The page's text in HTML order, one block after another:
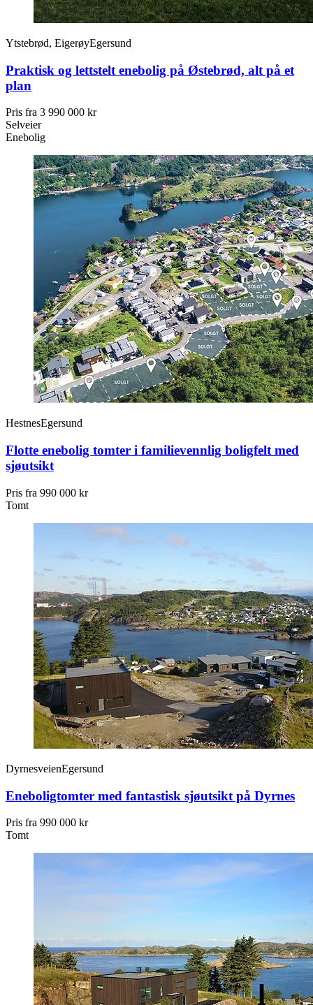
Ytstebrød, EigerøyEgersund
Praktisk og lettstelt enebolig på Østebrød, alt på et
plan
Pris fra 3 990 000 kr
Selveier
Enebolig
HestnesEgersund
Flotte enebolig tomter i familievennlig boligfelt med
sjøutsikt
Pris fra 990 000 kr
Tomt
DyrnesveienEgersund
Eneboligtomter med fantastisk sjøutsikt på Dyrnes
Pris fra 990 000 kr
Tomt